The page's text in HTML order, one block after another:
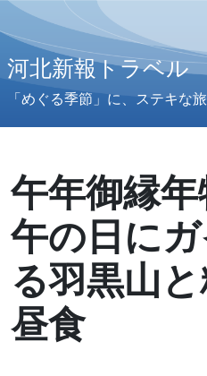
河北新報トラベル
「めぐる季節」に、ステキな
午年御縁
午の日に
る羽黒山
昼食